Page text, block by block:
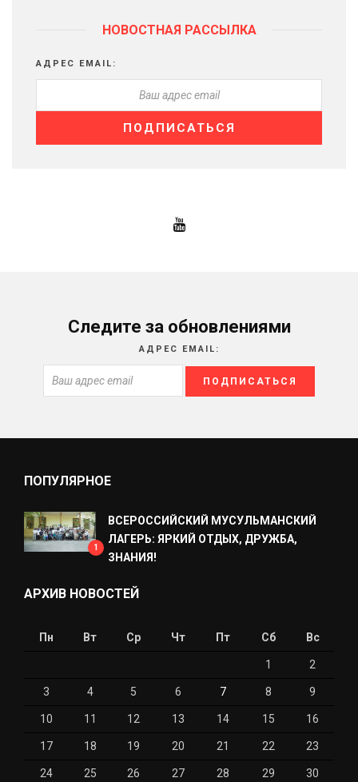
НОВОСТНАЯ РАССЫЛКА
АДРЕС EMAIL:
Следите за обновлениями
АДРЕС EMAIL:
ПОПУЛЯРНОЕ
1
ВСЕРОССИЙСКИЙ МУСУЛЬМАНСКИЙ
ЛАГЕРЬ: ЯРКИЙ ОТДЫХ, ДРУЖБА,
ЗНАНИЯ!
АРХИВ НОВОСТЕЙ
Пн Вт Ср Чт Пт Сб Вс
1 2
3 4 5 6 7 8 9
10 11 12 13 14 15 16
17 18 19 20 21 22 23
24 25 26 27 28 29 30